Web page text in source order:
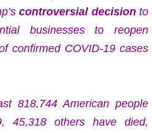
controversial decision to
businesses to reopen
confirmed COVID-19 cases
818,744 American people
45,318 others have died,